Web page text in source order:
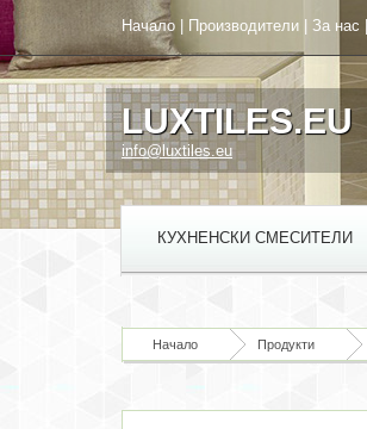
Начало Производители За нас
LUXTILES.EU
info@luxtiles.eu
КУХНЕНСКИ СМЕСИТЕЛИ
Начало Продукти